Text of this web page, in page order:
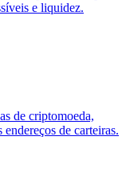
e liquidez.
de criptomoeda,
de carteiras.